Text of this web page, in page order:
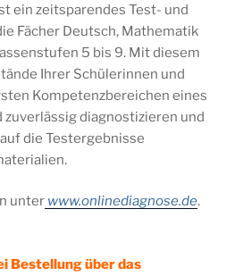
ein zeitsparendes Test- und
Fächer Deutsch, Mathematik
5 bis 9. Mit diesem
Ihrer Schülerinnen und
Kompetenzbereichen eines
zuverlässig diagnostizieren und
die Testergebnisse
unter www.onlinediagnose.de.
Bestellung über das